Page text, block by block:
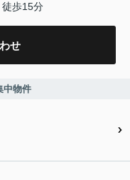
徒歩15分
せ
中物件